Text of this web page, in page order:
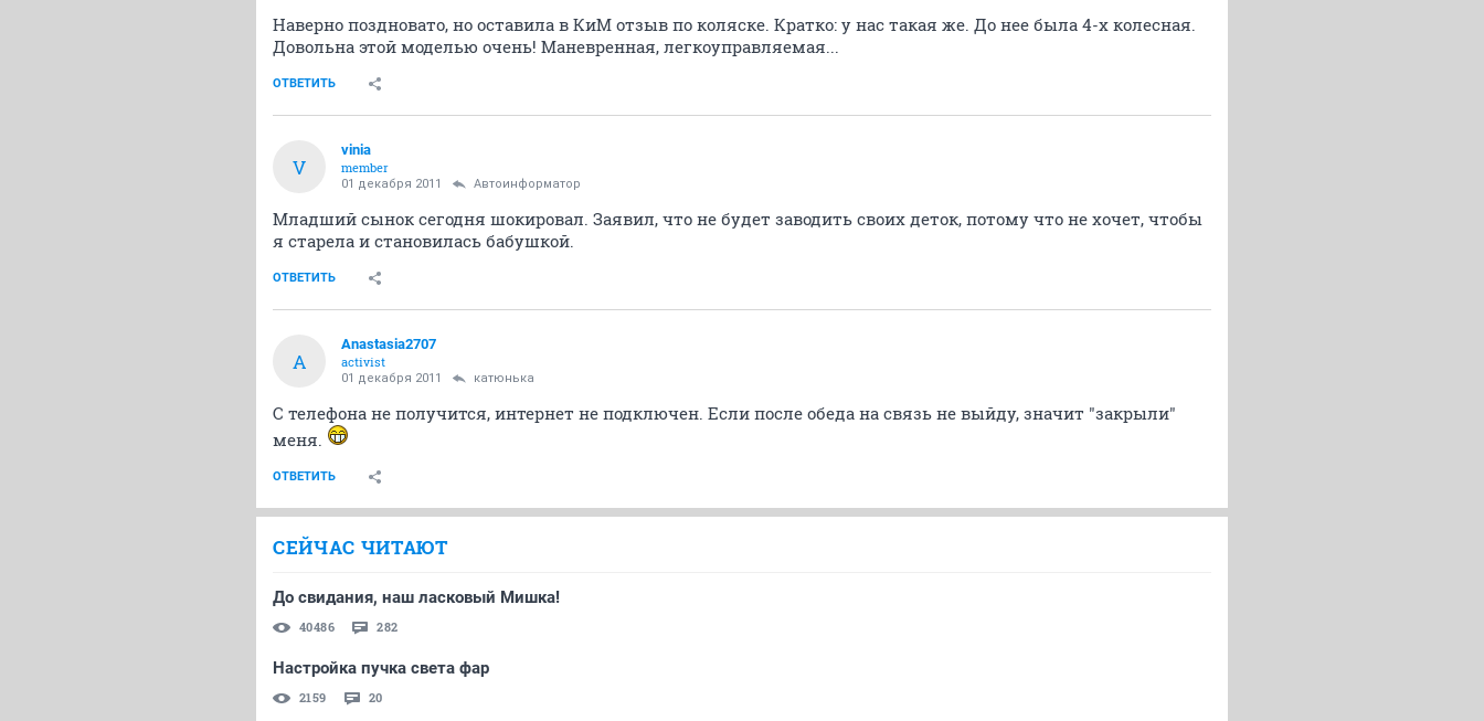
Наверно поздновато, но оставила в КиМ отзыв по коляске. Кратко: у нас такая же. До нее была 4-х колесная.
Довольна этой моделью очень! Маневренная, легкоуправляемая...
ОТВЕТИТЬ
V
vinia
member
01 декабря 2011 Автоинформатор
Младший сынок сегодня шокировал. Заявил, что не будет заводить своих деток, потому что не хочет, чтобы
я старела и становилась бабушкой.
ОТВЕТИТЬ
A
Anastasia2707
activist
01 декабря 2011 катюнька
С телефона не получится, интернет не подключен. Если после обеда на связь не выйду, значит "закрыли"
меня.
ОТВЕТИТЬ
СЕЙЧАС ЧИТАЮТ
До свидания, наш ласковый Мишка!
40486 282
Настройка пучка света фар
2159 20